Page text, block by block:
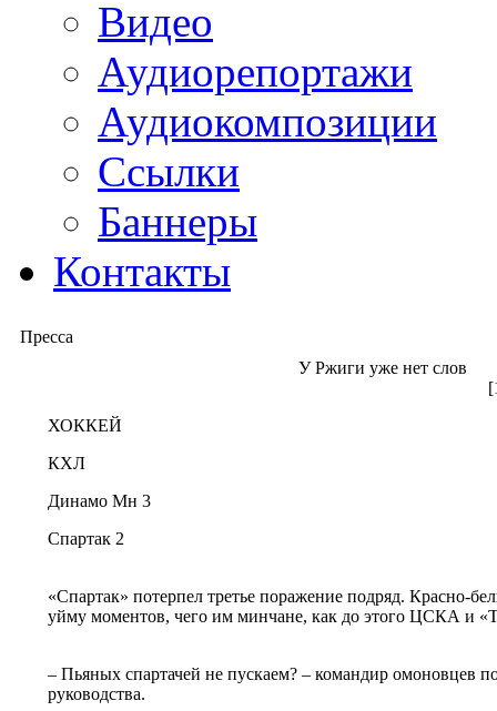
Видео
Аудиорепортажи
Аудиокомпозиции
Ссылки
Баннеры
Контакты
Пресса
У Ржиги уже нет слов
ХОККЕЙ
КХЛ
Динамо Мн 3
Спартак 2
«Спартак» потерпел третье поражение подряд. Красно-
уйму моментов, чего им минчане, как до этого ЦСКА и
– Пьяных спартачей не пускаем? – командир омоновцев
руководства.